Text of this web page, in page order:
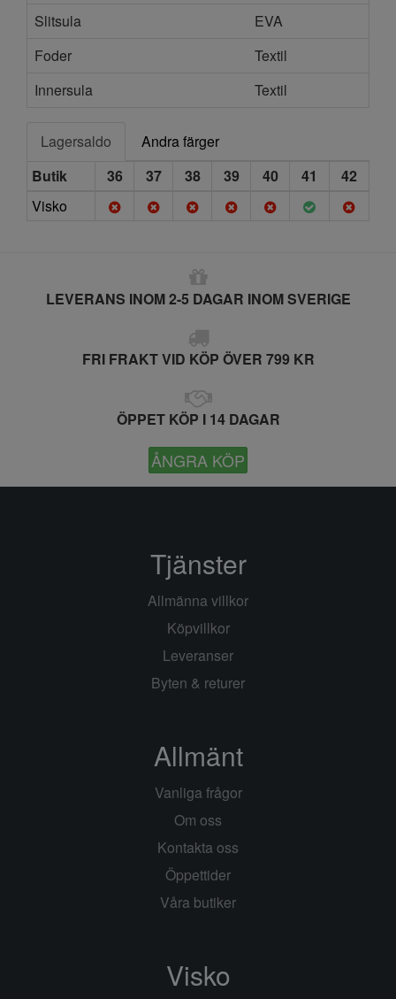
Slitsula
EVA
Foder
Textil
Innersula
Textil
Lagersaldo
Andra färger
Butik
36 37 38 39 40 41
42
Visko
LEVERANS INOM 2-5 DAGAR INOM SVERIGE
FRI FRAKT VID KÖP ÖVER 799 KR
ÖPPET KÖP I 14 DAGAR
ÅNGRA KÖP
Tjänster
Allmänna villkor
Köpvillkor
Leveranser
Byten & returer
Allmänt
Vanliga frågor
Om oss
Kontakta oss
Öppettider
Våra butiker
Visko